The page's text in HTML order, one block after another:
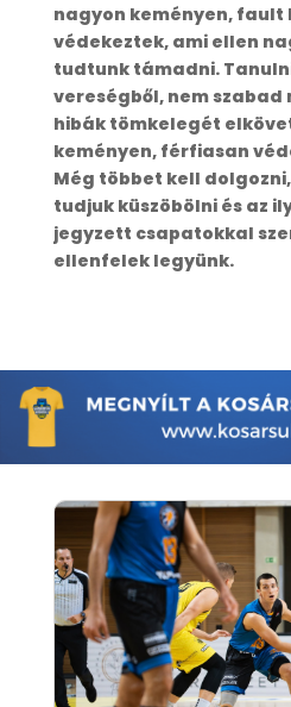
nagyon keményen, fault
védekeztek, ami ellen
tudtunk támadni.
vereségből, nem szabad
hibák tömkelegét
keményen, férfiasan
Még többet kell
tudjuk küszöbölni és az
jegyzett csapatokkal
ellenfelek legyünk.